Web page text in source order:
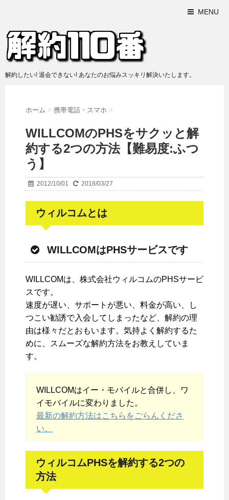
MENU
解約したい! 退会できない! あなたのお悩みスッキリ解決いたします。
ホーム > 携帯電話・スマホ >
WILLCOMのPHSをサクッと解
約する2つの方法【難易度:ふつ
う】
2012/10/01 2018/03/27
ウィルコムとは
WILLCOMはPHSサービスです
WILLCOMは、株式会社ウィルコムのPHSサービ
スです。
速度が遅い、サポートが悪い、料金が高い、し
つこい勧誘で入会してしまったなど、解約の理
由は様々だとおもいます。気持よく解約するた
めに、スムーズな解約方法をお教えしていま
す。
WILLCOMはイー・モバイルと合併し、ワ
イモバイルに変わりました。
最新の解約方法はこちらをごらんくださ
い。
ウィルコムPHSを解約する2つの
方法